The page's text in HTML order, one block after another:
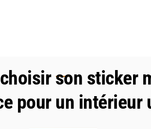
son sticker
pour un intérieur